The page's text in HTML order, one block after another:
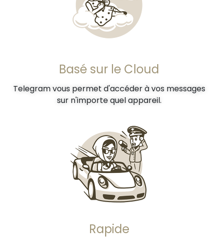
Basé sur le Cloud
Telegram vous permet d'accéder à vos messages
sur n'importe quel appareil.
Rapide